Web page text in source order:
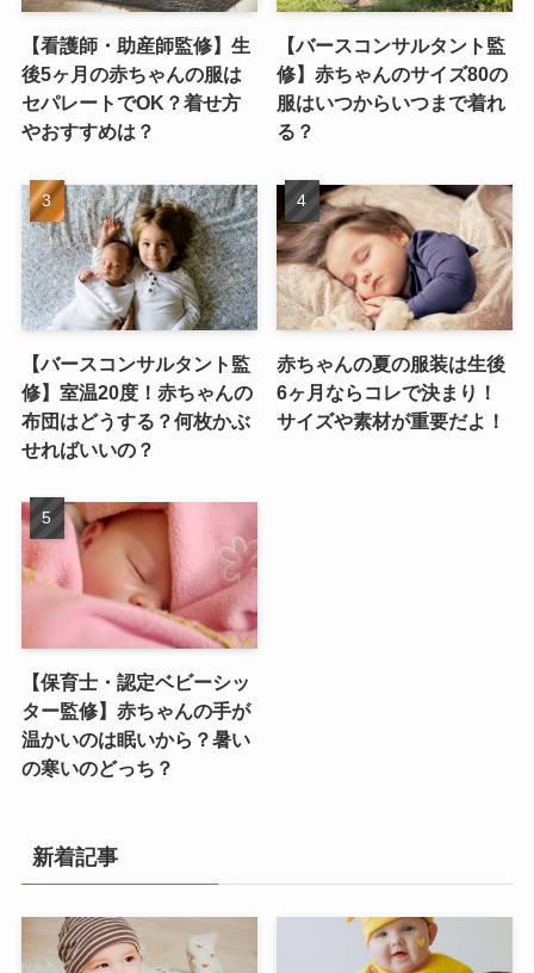
【看護師・助産師監修】生
後5ヶ月の赤ちゃんの服は
セパレートでOK？着せ方
やおすすめは？
【バースコンサルタント監
修】赤ちゃんのサイズ80の
服はいつからいつまで着れ
る？
【バースコンサルタント監
修】室温20度！赤ちゃんの
布団はどうする？何枚かぶ
せればいいの？
赤ちゃんの夏の服装は生後
6ヶ月ならコレで決まり！
サイズや素材が重要だよ！
【保育士・認定ベビーシッ
ター監修】赤ちゃんの手が
温かいのは眠いから？暑い
の寒いのどっち？
新着記事